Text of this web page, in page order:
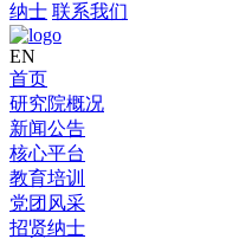
纳士 联系我们
EN
首页
研究院概况
新闻公告
核心平台
教育培训
党团风采
招贤纳士